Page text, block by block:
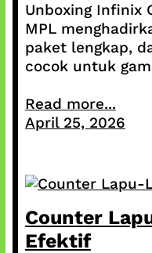
Unboxing Infinix
MPL
paket lengkap,
cocok untuk
Read more...
April 25, 2026
Counter
Efektif